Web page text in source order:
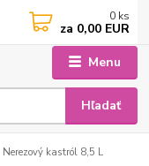
Menu
Hľadať
0 ks
za 0,00 EUR
Nerezový kastról 8,5 L